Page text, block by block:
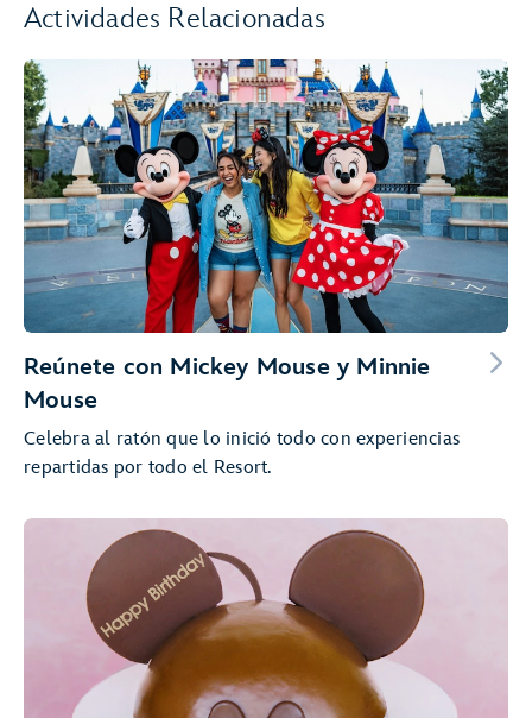
Actividades Relacionadas
Reúnete con Mickey Mouse y Minnie
Mouse
Celebra al ratón que lo inició todo con experiencias
repartidas por todo el Resort.